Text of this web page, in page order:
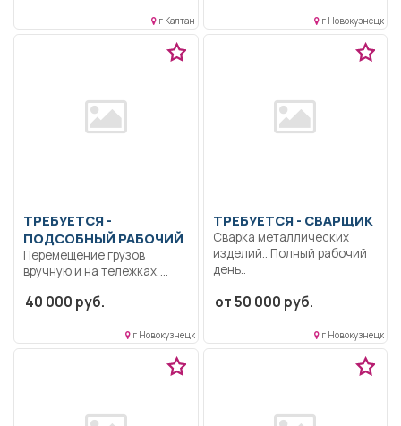
территории.. Неполный...г Калтан г Новокузнецк
ТРЕБУЕТСЯ -
ПОДСОБНЫЙ РАБОЧИЙ
Перемещение грузов
вручную и на тележках,
уборка...
40 000 руб.
г Новокузнецк
ТРЕБУЕТСЯ - СВАРЩИК
Сварка металлических
изделий.. Полный рабочий
день..
от 50 000 руб.
г Новокузнецк